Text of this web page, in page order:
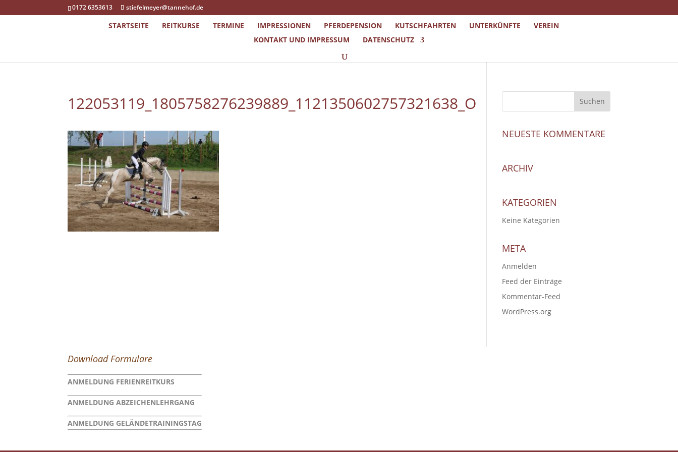
0172 6353613 stiefelmeyer@tannehof.de
STARTSEITE REITKURSE TERMINE IMPRESSIONEN PFERDEPENSION KUTSCHFAHRTEN UNTERKÜNFTE
VEREIN
KONTAKT UND IMPRESSUM
DATENSCHUTZ
122053119_1805758276239889_1121350602757321638_O
NEUESTE KOMMENTARE
ARCHIV
KATEGORIEN
Keine Kategorien
META
Anmelden
Feed der Einträge
Kommentar-Feed
WordPress.org
Download Formulare
ANMELDUNG FERIENREITKURS
ANMELDUNG ABZEICHENLEHRGANG
ANMELDUNG GELÄNDETRAININGSTAG